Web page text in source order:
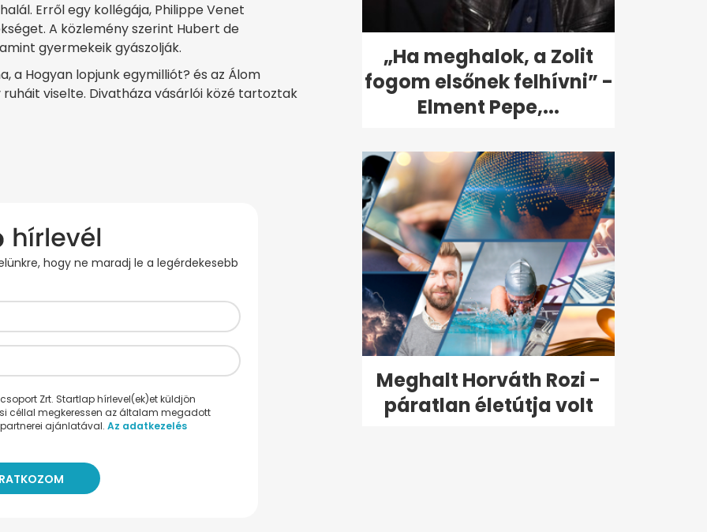
Erről egy kollégája, Philippe Venet
A közlemény szerint Hubert de
gyermekeik gyászolják.
a Hogyan lopjunk egymilliót? és az Álom
viselte. Divatháza vásárlói közé tartoztak
hogy ne maradj le a legérdekesebb
Zrt. Startlap hírlevel(ek)et küldjön
céllal megkeressen az általam megadott
ajánlatával. Az adatkezelés
„Ha meghalok, a Zolit
fogom elsőnek felhívni” -
Elment Pepe,...
Meghalt Horváth Rozi -
páratlan életútja volt